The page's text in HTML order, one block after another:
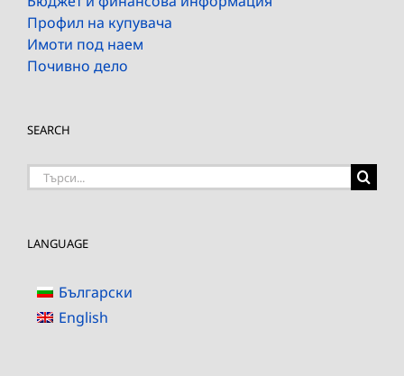
Профил на купувача
Имоти под наем
Почивно дело
SEARCH
Търсене
LANGUAGE
Български
English